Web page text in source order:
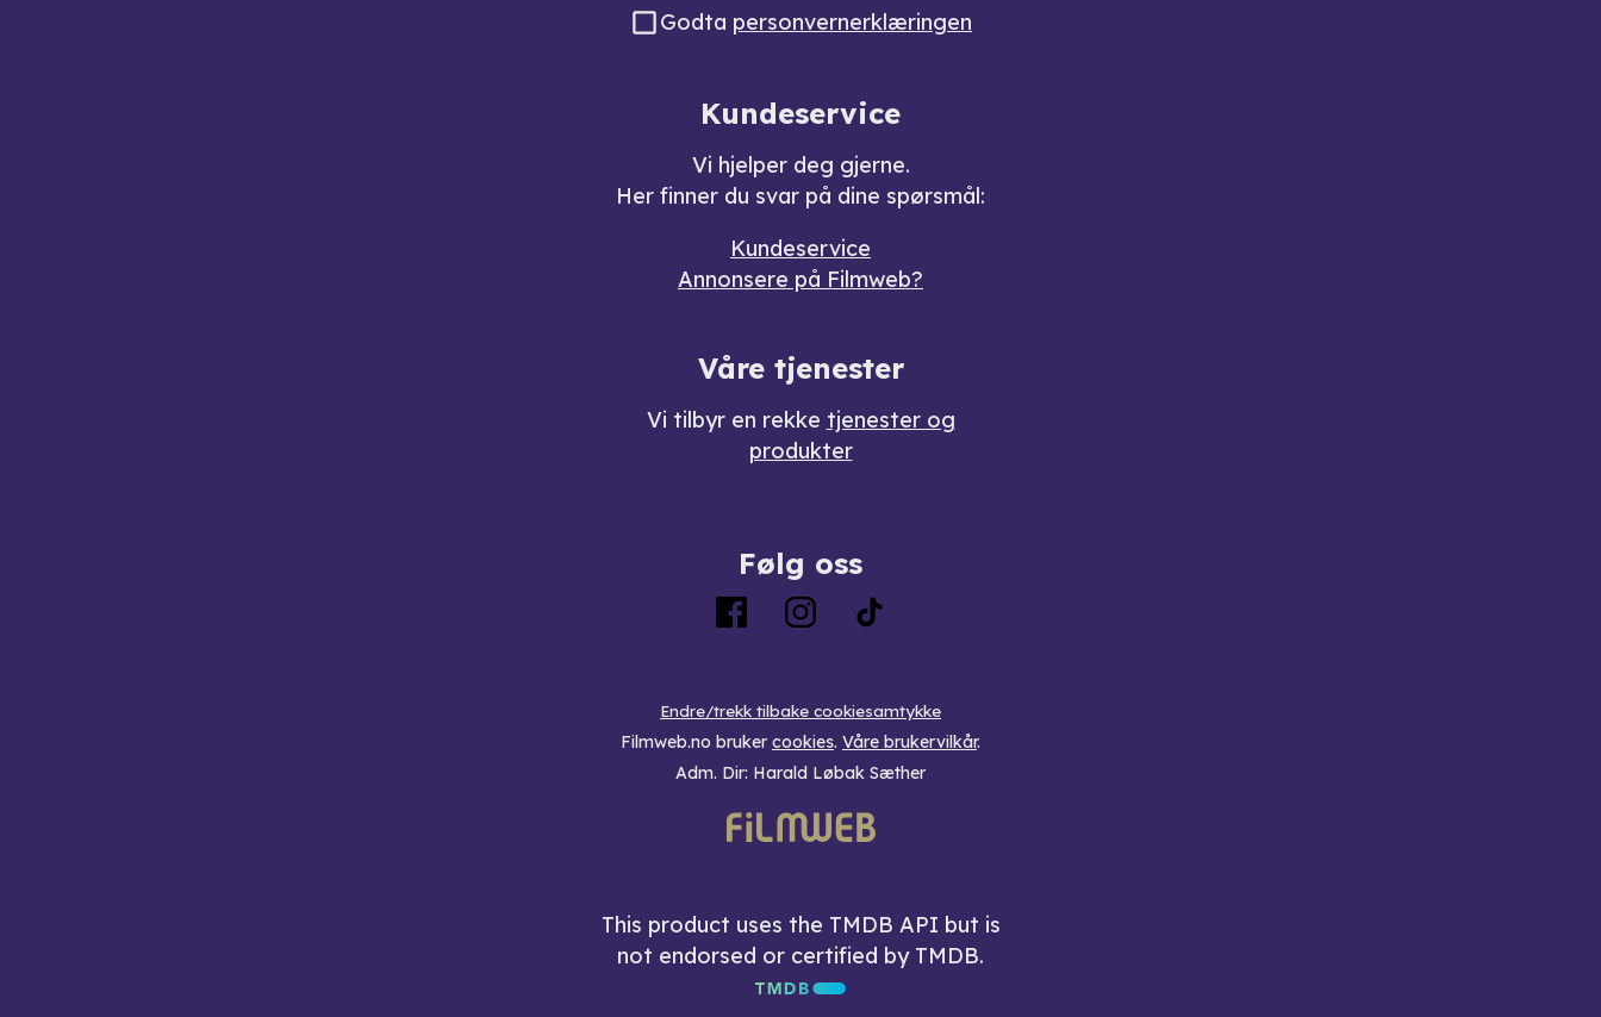
Godta personvernerklæringen
Kundeservice
Vi hjelper deg gjerne.
Her finner du svar på dine spørsmål:
Kundeservice
Annonsere på Filmweb?
Våre tjenester
Vi tilbyr en rekke tjenester og
produkter
Følg oss
Endre/trekk tilbake cookiesamtykke
Filmweb.no bruker cookies. Våre brukervilkår.
Adm. Dir: Harald Løbak Sæther
This product uses the TMDB API but is
not endorsed or certified by TMDB.